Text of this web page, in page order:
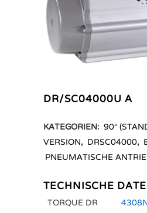
DR/SC04000U A
KATEGORIEN: 90°
VERSION, DRSC04000,
PNEUMATISCHE
TECHNISCHE
TORQUE DR